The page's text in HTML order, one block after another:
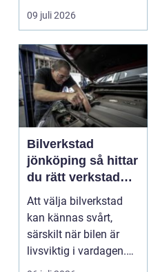
mötesrum och brus
från c...
09 juli 2026
Bilverkstad
jönköping så hittar
du rätt verkstad
för din bil
Att välja bilverkstad
kan kännas svårt,
särskilt när bilen är
livsviktig i vardagen.
För många biläg...